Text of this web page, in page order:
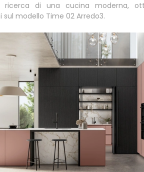
ricerca di una cucina moderna,
sul modello Time 02 Arredo3.